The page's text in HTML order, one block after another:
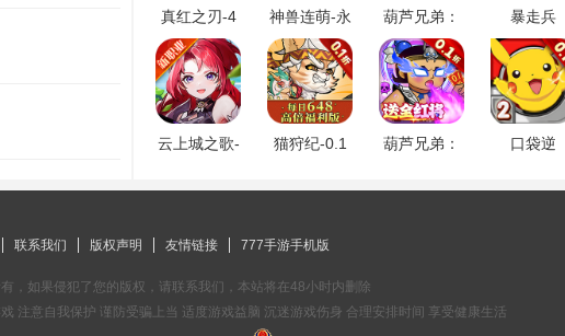
真红之刃-4
0.1折
神兽连萌-永
葫芦兄弟：
妖-0.1永久
折扣
暴走兵
陆送千抽
云上城之歌-
猫狩纪-0.1
葫芦兄弟：
全红将
口袋逆
联系我们 版权声明 友情链接 777手游手机版
，如果侵犯了您的版权，请联系我们，本站将在48小时内删除
注意自我保护 谨防受骗上当 适度游戏益脑 沉迷游戏伤身 合理安排时间 享受健康生活